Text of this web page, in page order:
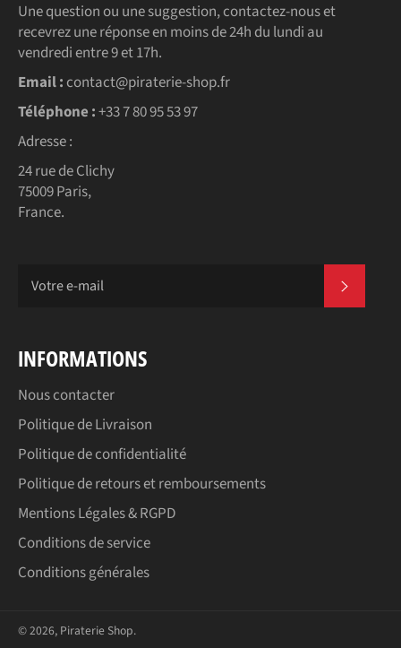
Une question ou une suggestion, contactez-nous et
recevrez une réponse en moins de 24h du lundi au
vendredi entre 9 et 17h.
Email : contact@piraterie-shop.fr
Téléphone :+33 7 80 95 53 97
Adresse :
24 rue de Clichy
75009 Paris,
France.
INFORMATIONS
Nous contacter
Politique de Livraison
Politique de confidentialité
Politique de retours et remboursements
Mentions Légales & RGPD
Conditions de service
Conditions générales
© 2026, Piraterie Shop.